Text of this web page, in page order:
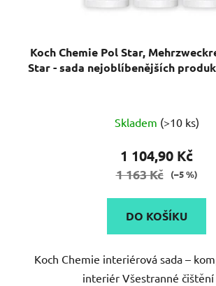
Koch Chemie Pol Star,
Star - sada nejoblíbenějších
hodnocení
produktu
je
5
Skladem (>10 ks)
1 104,90 Kč
1 163 Kč (–5 %)
DO KOŠÍKU
Koch Chemie interiérová sada –
interiér Všestranné čištění